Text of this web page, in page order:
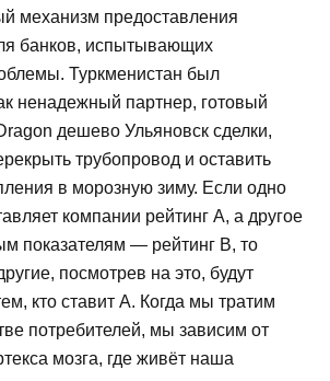
механизм предоставления
банков, испытывающих
Туркменистан был
ненадежный партнер, готовый
дешево Ульяновск сделки,
трубопровод и оставить
в морозную зиму. Если одно
компании рейтинг А, а другое
показателям — рейтинг В, то
посмотрев на это, будут
кто ставит А. Когда мы тратим
потребителей, мы зависим от
мозга, где живёт наша